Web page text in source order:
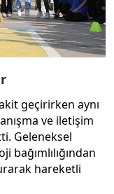
geçirirken aynı
ve iletişim
Geleneksel
hareketli